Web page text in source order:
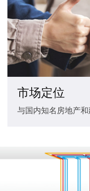
市场定位
与国内知名房地产和